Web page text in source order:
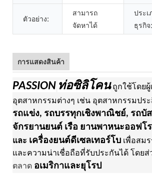
ตัวอย่าง:
สามารถ
จัดหาได้
ประเ
ธุรกิจ:
การแสดงสินค้า
PASSION ท่อซิลิโคนถูกใช้โดยผู้
อุตสาหกรรมต่างๆ เช่น อุตสาหกรรมปร
รถแข่ง, รถบรรทุกเชิงพาณิชย์, รถบั
จักรยานยนต์ เรือ ยานพาหนะออฟโ
และ เครื่องยนต์ดีเซลเทอร์โบ เพื่อสม
และความน่าเชื่อถือที่รับประกันได้ โดย
ตลาด อเมริกาและยุโรป